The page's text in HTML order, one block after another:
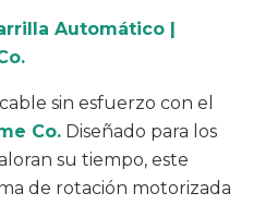
Automático |
sin esfuerzo con el
Co. Diseñado para los
su tiempo, este
de rotación motorizada